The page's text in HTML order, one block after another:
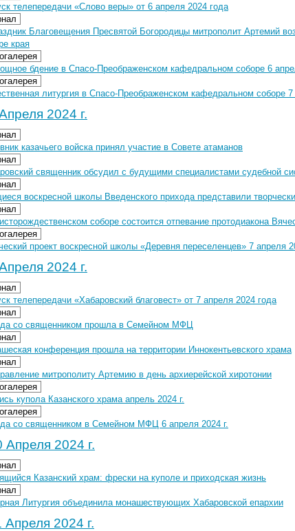
телепередачи «Слово веры» от 6 апреля 2024 года
Благовещения Пресвятой Богородицы митрополит Артемий
края
бдение в Спасо-Преображенском кафедральном соборе 6
литургия в Спасо-Преображенском кафедральном соборе 7
2024 г.
казачьего войска принял участие в Совете атаманов
священник обсудил с будущими специалистами судебной
воскресной школы Введенского прихода представили
соборе состоится отпевание протодиакона
проект воскресной школы «Деревня переселенцев» 7 апреля
2024 г.
телепередачи «Хабаровский благовест» от 7 апреля 2024 года
со священником прошла в Семейном МФЦ
конференция прошла на территории Иннокентьевского храма
митрополиту Артемию в день архиерейской хиротонии
купола Казанского храма апрель 2024 г.
со священником в Семейном МФЦ 6 апреля 2024 г.
Апреля 2024 г.
Казанский храм: фрески на куполе и приходская жизнь
Литургия объединила монашествующих Хабаровской епархии
Апреля 2024 г.